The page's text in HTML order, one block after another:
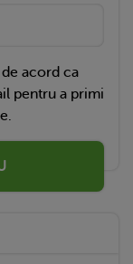
acord ca
pentru a primi